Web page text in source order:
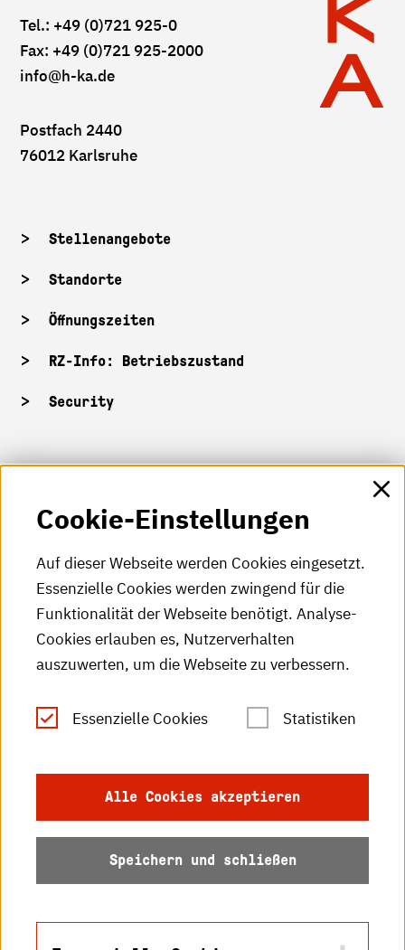
Tel.: +49 (0)721 925-0
Fax: +49 (0)721 925-2000
info@h-ka.de
Postfach 2440
76012 Karlsruhe
Stellenangebote
Standorte
Öffnungszeiten
RZ-Info: Betriebszustand
Security
HKA-Shop
HKA-Videos
HKA-Podcast
HKA-Publikationen
RSS-Feed
Leichte Sprache
Datenschutz
Barrierefreiheit
Cookie-Einstellungen
Auf dieser Webseite werden Cookies eingesetzt.
Essenzielle Cookies werden zwingend für die
Funktionalität der Webseite benötigt. Analyse-
Cookies erlauben es, Nutzerverhalten
auszuwerten, um die Webseite zu verbessern.
Essenzielle Cookies Statistiken
Alle Cookies akzeptieren
Speichern und schließen